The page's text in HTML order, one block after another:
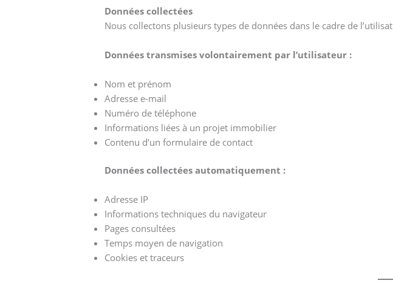
Données collectées
Nous collectons plusieurs types de données dans le cadre de
Données transmises volontairement par l’utilisateur :
Nom et prénom
Adresse e-mail
Numéro de téléphone
Informations liées à un projet immobilier
Contenu d’un formulaire de contact
Données collectées automatiquement :
Adresse IP
Informations techniques du navigateur
Pages consultées
Temps moyen de navigation
Cookies et traceurs